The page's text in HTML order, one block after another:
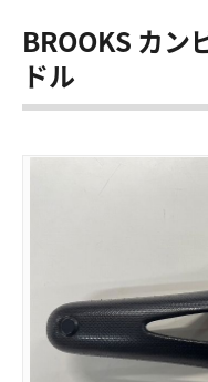
BROOKS カン
ドル